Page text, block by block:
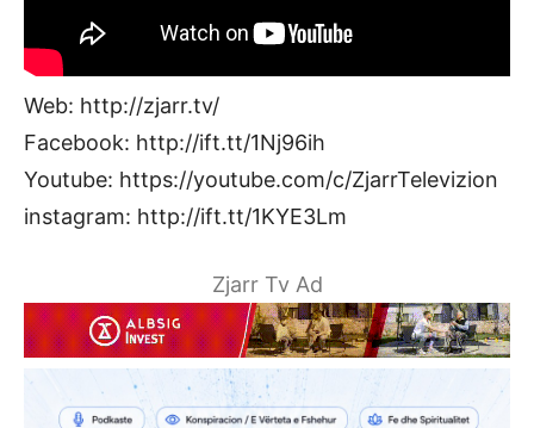
Web: http://zjarr.tv/
Facebook: http://ift.tt/1Nj96ih
Youtube: https://youtube.com/c/ZjarrTelevizion
instagram: http://ift.tt/1KYE3Lm
Zjarr Tv Ad